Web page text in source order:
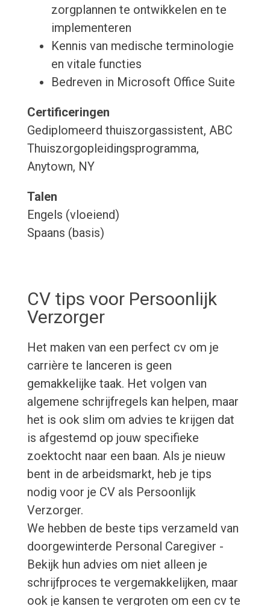
zorgplannen te ontwikkelen en te
implementeren
Kennis van medische terminologie
en vitale functies
Bedreven in Microsoft Office Suite
Certificeringen
Gediplomeerd thuiszorgassistent, ABC
Thuiszorgopleidingsprogramma,
Anytown, NY
Talen
Engels (vloeiend)
Spaans (basis)
CV tips voor Persoonlijk
Verzorger
Het maken van een perfect cv om je
carrière te lanceren is geen
gemakkelijke taak. Het volgen van
algemene schrijfregels kan helpen, maar
het is ook slim om advies te krijgen dat
is afgestemd op jouw specifieke
zoektocht naar een baan. Als je nieuw
bent in de arbeidsmarkt, heb je tips
nodig voor je CV als Persoonlijk
Verzorger.
We hebben de beste tips verzameld van
doorgewinterde Personal Caregiver -
Bekijk hun advies om niet alleen je
schrijfproces te vergemakkelijken, maar
ook je kansen te vergroten om een cv te